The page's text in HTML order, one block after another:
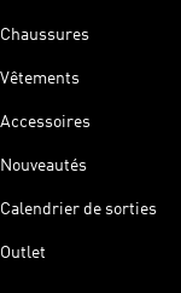
Chaussures
Vêtements
Accessoires
Nouveautés
Calendrier de sorties
Outlet